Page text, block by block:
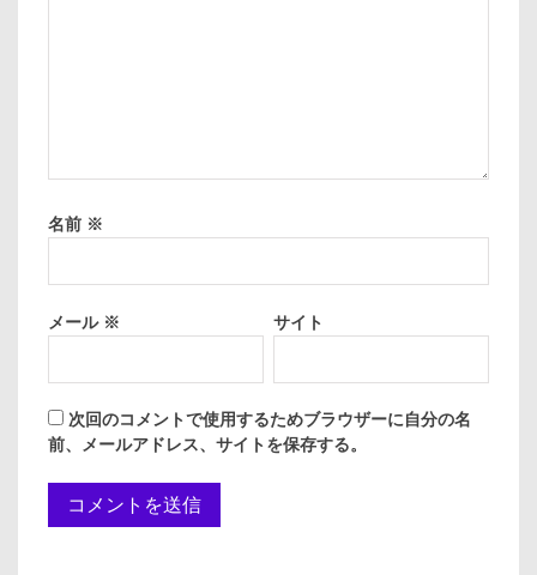
名前 ※
メール ※ サイト
次回のコメントで使用するためブラウザーに自分の名
前、メールアドレス、サイトを保存する。